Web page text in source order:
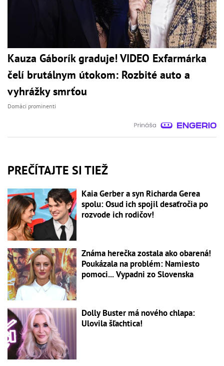
Kauza Gáborík graduje! VIDEO Exfarmárka
čelí brutálnym útokom: Rozbité auto a
vyhrážky smrťou
Domáci prominenti
PREČÍTAJTE SI TIEŽ
Kaia Gerber a syn Richarda Gerea
spolu: Osud ich spojil desaťročia po
rozvode ich rodičov!
Známa herečka zostala ako obarená!
Poukázala na problém: Namiesto
pomoci... Vypadni zo Slovenska
Dolly Buster má nového chlapa:
Ulovila šľachtica!